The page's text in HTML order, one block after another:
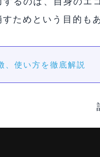
ためという目的も
、使い方を徹底解説